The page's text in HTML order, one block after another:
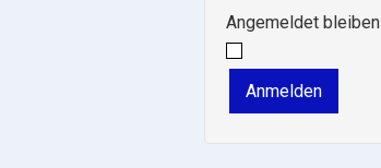
Angemeldet bleiben
Anmelden